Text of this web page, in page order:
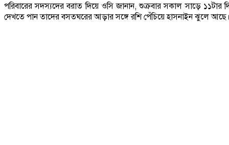
পরিবারের সদস্যদের বরাত দিয়ে ওসি জানান, শুক্রবার সকাল সাড়ে
দেখতে পান তাদের বসতঘরের আড়ার সঙ্গে রশি পেঁচিয়ে হাসনাইন ঝুলে আছে।